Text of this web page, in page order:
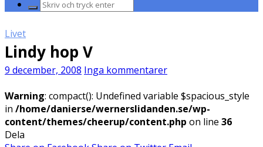
Sök
Livet
Lindy hop V
9 december, 2008 Inga kommentarer
Warning: compact(): Undefined variable $spacious_style
in /home/danierse/wernerslidanden.se/wp-
content/themes/cheerup/content.php on line 36
Dela